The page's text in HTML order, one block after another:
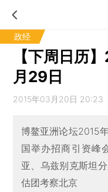
政经
【下周日历
月29日
2015年03月20日 20:23
博鳌亚洲论坛2015
国举办招商引资峰
亚、乌兹别克斯坦
估团考察北京